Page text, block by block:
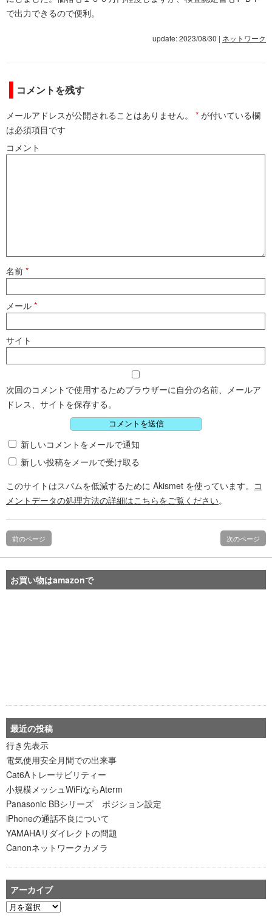
で出力できるので便利。
update: 2023/08/30 | ネットワーク
コメントを残す
メールアドレスが公開されることはありません。 * が付いている欄
は必須項目です
コメント
名前 *
メール *
サイト
次回のコメントで使用するためブラウザーに自分の名前、メールア
ドレス、サイトを保存する。
新しいコメントをメールで通知
新しい投稿をメールで受け取る
このサイトはスパムを低減するために Akismet を使っています。 コ
メントデータの処理方法の詳細はこちらをご覧ください。
前のページ 次のページ
お買い物はamazonで
最近の投稿
行き先表示
電気使用安全月間での出来事
Cat6Aトレーサビリティー
小規模メッシュWiFiならAterm
Panasonic BBシリーズ ポジション設定
iPhoneの通話不良について
YAMAHAリダイレクトの問題
Canonネットワークカメラ
アーカイブ